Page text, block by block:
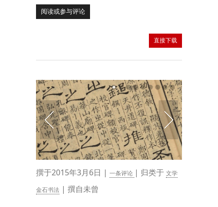
阅读或参与评论
直接下载
撰于2015年3月6日 | 一条评论 | 归类于 文学
金石书法 | 撰自未曾